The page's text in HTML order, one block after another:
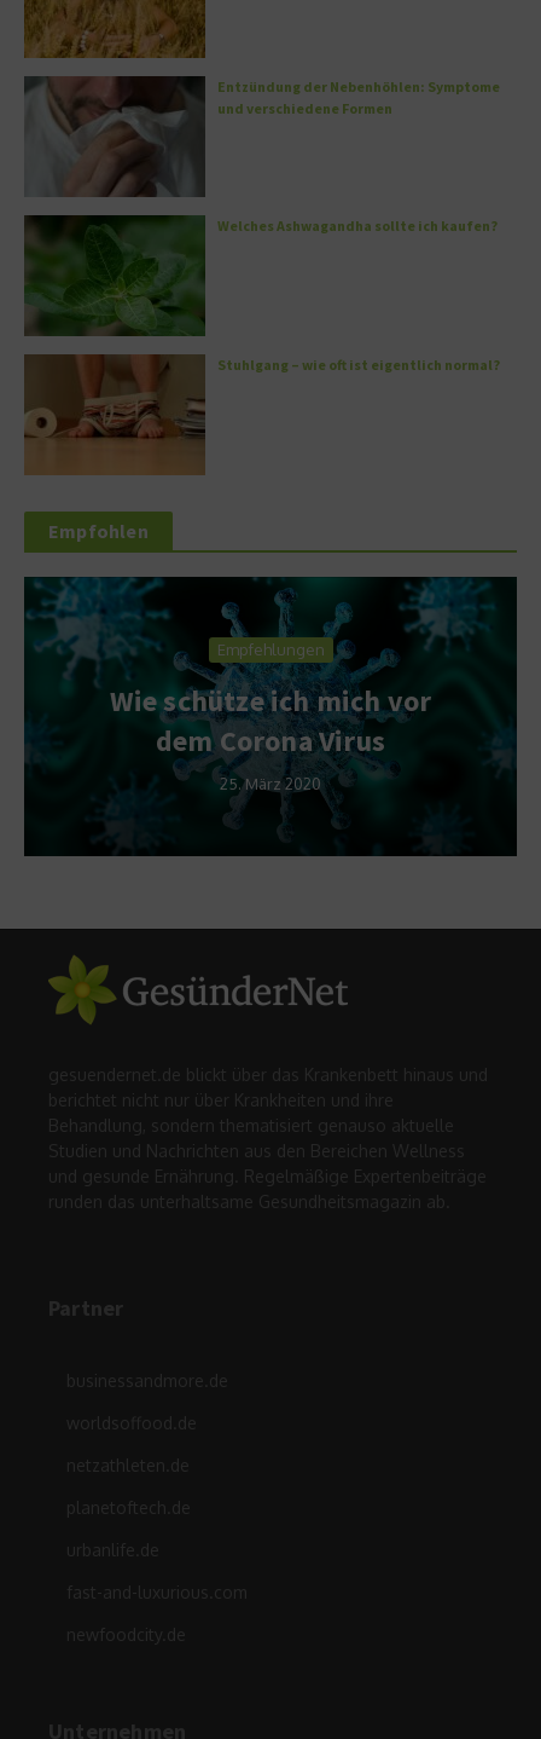
Entzündung der Nebenhöhlen: Symptome
und verschiedene Formen
Welches Ashwagandha sollte ich kaufen?
Stuhlgang – wie oft ist eigentlich normal?
Empfohlen
Empfehlungen
Wie schütze ich mich vor
dem Corona Virus
25. März 2020
gesuendernet.de blickt über das Krankenbett hinaus und
berichtet nicht nur über Krankheiten und ihre
Behandlung, sondern thematisiert genauso aktuelle
Studien und Nachrichten aus den Bereichen Wellness
und gesunde Ernährung. Regelmäßige Expertenbeiträge
runden das unterhaltsame Gesundheitsmagazin ab.
Partner
businessandmore.de
worldsoffood.de
netzathleten.de
planetoftech.de
urbanlife.de
fast-and-luxurious.com
newfoodcity.de
Unternehmen